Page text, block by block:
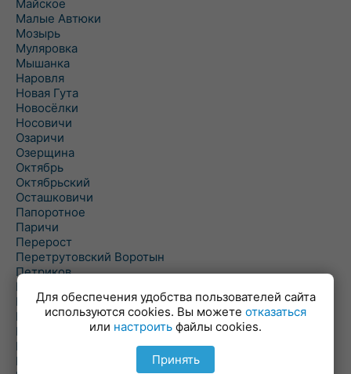
Майское
Малые Автюки
Мозырь
Муляровка
Мышанка
Наровля
Новая Гута
Новосёлки
Носовичи
Озаричи
Озерщина
Октябрь
Октябрьский
Осташковичи
Папоротное
Паричи
Перерост
Перетрутовский Воротын
Петриков
Пиревичи
Поболово
Поколюбичи
Полесье
Птичь
Речица
Для обеспечения удобства пользователей сайта
используются cookies. Вы можете отказаться
или настроить файлы cookies.
Принять